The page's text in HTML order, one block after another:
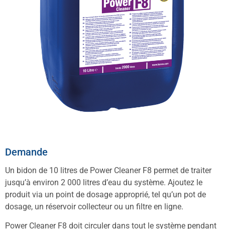
Demande
Un bidon de 10 litres de Power Cleaner F8 permet de traiter
jusqu’à environ 2 000 litres d’eau du système. Ajoutez le
produit via un point de dosage approprié, tel qu’un pot de
dosage, un réservoir collecteur ou un filtre en ligne.
Power Cleaner F8 doit circuler dans tout le système pendant